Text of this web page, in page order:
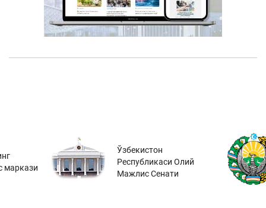
маркази
Ўзбекистон
Республикаси Олий
Мажлис Сенати